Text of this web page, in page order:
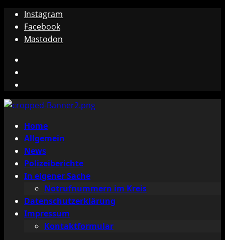
Zum
Inhalt
springen
Instagram
Facebook
Mastodon
Primäres
Menü
Home
Allgemein
News
Polizeiberichte
In eigener Sache
Notrufnummern im Kreis
Datenschutzerklärung
Impressum
Kontaktformular